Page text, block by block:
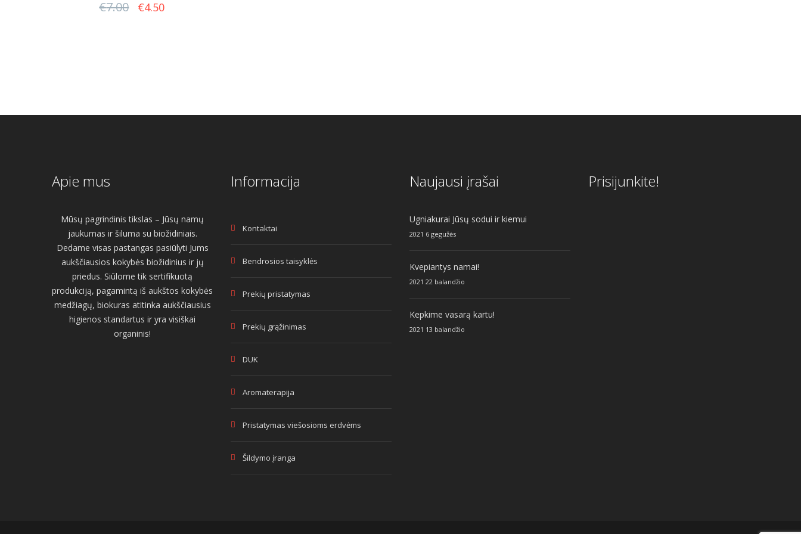
€7.00 Original
€4.50Current
Apie mus
Mūsų pagrindinis tikslas – Jūsų namų
jaukumas ir šiluma su biožidiniais.
Dedame visas pastangas pasiūlyti Jums
aukščiausios kokybės biožidinius ir jų
priedus. Siūlome tik sertifikuotą
produkciją, pagamintą iš aukštos kokybės
medžiagų, biokuras atitinka aukščiausius
higienos standartus ir yra visiškai
organinis!
Informacija
Kontaktai
Bendrosios taisyklės
Prekių pristatymas
Prekių grąžinimas
DUK
Aromaterapija
Pristatymas viešosioms erdvėms
Šildymo įranga
Naujausi įrašai
Ugniakurai Jūsų sodui ir kiemui
2021 6 gegužės
Kvepiantys namai!
2021 22 balandžio
Kepkime vasarą kartu!
2021 13 balandžio
Prisijunkite!